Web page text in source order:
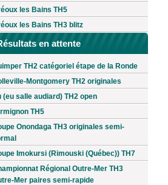
les Bains TH5
les Bains TH3 blitz
en attente
TH2 catégoriel étape de la Ronde
Montgomery TH2 originales
(eu salle audiard) TH2 open
TH5
Onondaga TH3 originales semi-
Imokursi (Rimouski (Québec)) TH7
Régional Outre-Mer TH3
Mer paires semi-rapide